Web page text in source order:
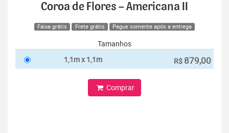
Coroa de Flores – Americana II
Faixa grátis Frete grátis Pague somente após a entrega
Tamanhos
1,1m x 1,1m
R$ 879,00
Comprar